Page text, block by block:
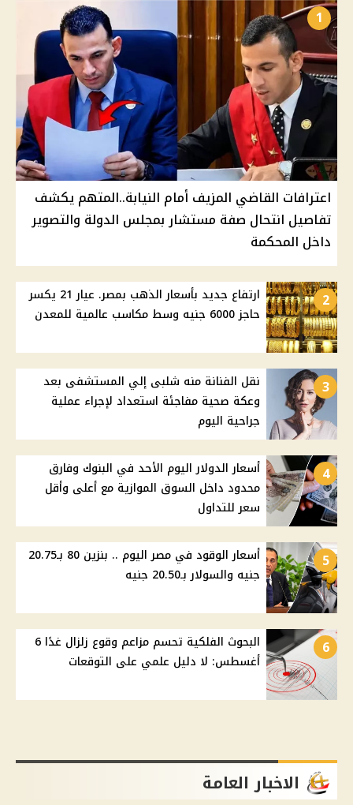
1
اعترافات القاضي المزيف أمام النيابة..المتهم يكشف
تفاصيل انتحال صفة مستشار بمجلس الدولة والتصوير
داخل المحكمة
2
ارتفاع جديد بأسعار الذهب بمصر. عيار 21 يكسر
حاجز 6000 جنيه وسط مكاسب عالمية للمعدن
3
نقل الفنانة منه شلبى إلي المستشفى بعد
وعكة صحية مفاجئة استعداد لإجراء عملية
جراحية اليوم
4
أسعار الدولار اليوم الأحد في البنوك وفارق
محدود داخل السوق الموازية مع أعلى وأقل
سعر للتداول
5
أسعار الوقود في مصر اليوم .. بنزين 80 بـ20.75
جنيه والسولار بـ20.50 جنيه
6
البحوث الفلكية تحسم مزاعم وقوع زلزال غدًا 6
أغسطس: لا دليل علمي على التوقعات
الاخبار العامة